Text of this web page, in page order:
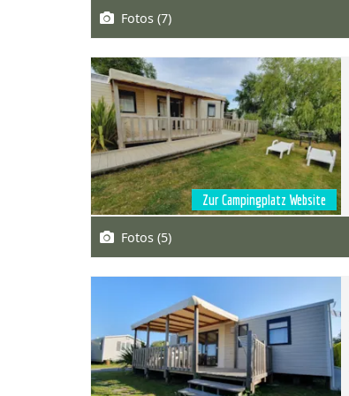
Fotos (7)
Zur Campingplatz Website
Fotos (5)